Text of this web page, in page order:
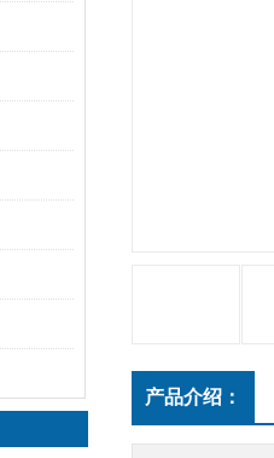
产品介绍：